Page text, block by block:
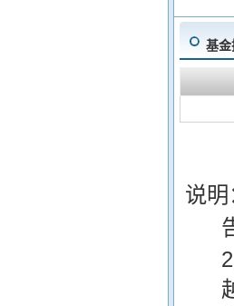
基
说明